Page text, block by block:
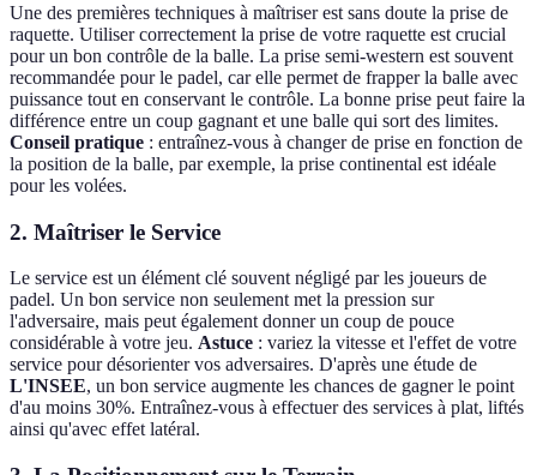
Une des premières techniques à maîtriser est sans doute la prise de
raquette. Utiliser correctement la prise de votre raquette est crucial
pour un bon contrôle de la balle. La prise semi-western est souvent
recommandée pour le padel, car elle permet de frapper la balle avec
puissance tout en conservant le contrôle. La bonne prise peut faire la
différence entre un coup gagnant et une balle qui sort des limites.
Conseil pratique : entraînez-vous à changer de prise en fonction de
la position de la balle, par exemple, la prise continental est idéale
pour les volées.
2. Maîtriser le Service
Le service est un élément clé souvent négligé par les joueurs de
padel. Un bon service non seulement met la pression sur
l'adversaire, mais peut également donner un coup de pouce
considérable à votre jeu. Astuce : variez la vitesse et l'effet de votre
service pour désorienter vos adversaires. D'après une étude de
L'INSEE, un bon service augmente les chances de gagner le point
d'au moins 30%. Entraînez-vous à effectuer des services à plat, liftés
ainsi qu'avec effet latéral.